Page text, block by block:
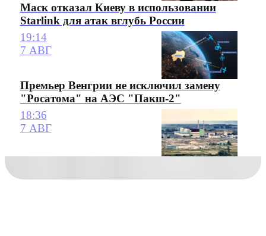
Маск отказал Киеву в использовании
Starlink для атак вглубь России
19:14
7 АВГ
Премьер Венгрии не исключил замену
"Росатома" на АЭС "Пакш-2"
18:36
7 АВГ